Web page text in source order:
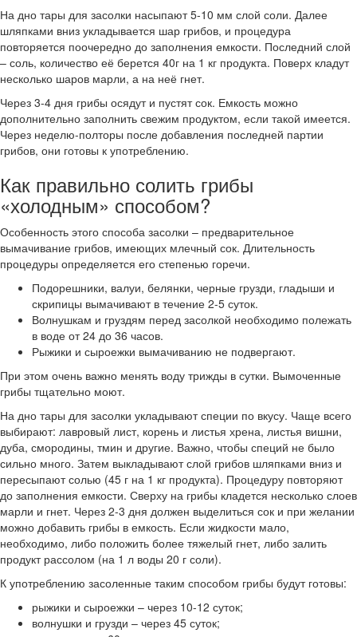
На дно тары для засолки насыпают 5-10 мм слой соли. Далее
шляпками вниз укладывается шар грибов, и процедура
повторяется поочередно до заполнения емкости. Последний слой
– соль, количество её берется 40г на 1 кг продукта. Поверх кладут
несколько шаров марли, а на неё гнет.
Через 3-4 дня грибы осядут и пустят сок. Емкость можно
дополнительно заполнить свежим продуктом, если такой имеется.
Через неделю-полторы после добавления последней партии
грибов, они готовы к употреблению.
Как правильно солить грибы
«холодным» способом?
Особенность этого способа засолки – предварительное
вымачивание грибов, имеющих млечный сок. Длительность
процедуры определяется его степенью горечи.
Подорешники, валуи, белянки, черные грузди, гладыши и
скрипицы вымачивают в течение 2-5 суток.
Волнушкам и груздям перед засолкой необходимо полежать
в воде от 24 до 36 часов.
Рыжики и сыроежки вымачиванию не подвергают.
При этом очень важно менять воду трижды в сутки. Вымоченные
грибы тщательно моют.
На дно тары для засолки укладывают специи по вкусу. Чаще всего
выбирают: лавровый лист, корень и листья хрена, листья вишни,
дуба, смородины, тмин и другие. Важно, чтобы специй не было
сильно много. Затем выкладывают слой грибов шляпками вниз и
пересыпают солью (45 г на 1 кг продукта). Процедуру повторяют
до заполнения емкости. Сверху на грибы кладется несколько слоев
марли и гнет. Через 2-3 дня должен выделиться сок и при желании
можно добавить грибы в емкость. Если жидкости мало,
необходимо, либо положить более тяжелый гнет, либо залить
продукт рассолом (на 1 л воды 20 г соли).
К употреблению засоленные таким способом грибы будут готовы:
рыжики и сыроежки – через 10-12 суток;
волнушки и грузди – через 45 суток;